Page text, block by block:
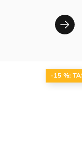
-15 %: